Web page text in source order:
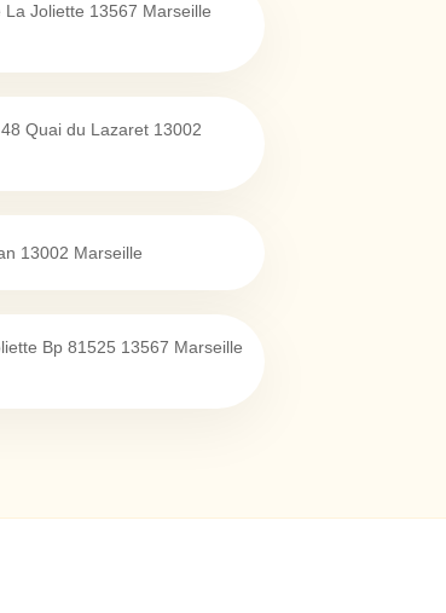
La Joliette 13567 Marseille
Quai du Lazaret 13002
13002 Marseille
Bp 81525 13567 Marseille